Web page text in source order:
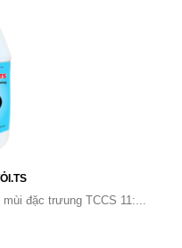
đặc trưung TCCS 11:...